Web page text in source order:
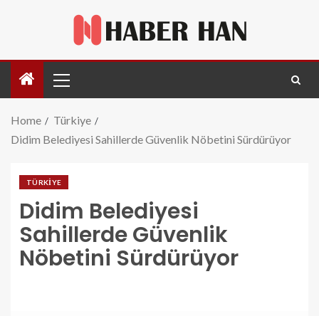
Home
Türkiye
Didim Belediyesi Sahillerde Güvenlik Nöbetini Sürdürüyor
TÜRKIYE
Didim Belediyesi
Sahillerde Güvenlik
Nöbetini Sürdürüyor
didim-belediyesi-sahillerde-guvenlik-nobetini-